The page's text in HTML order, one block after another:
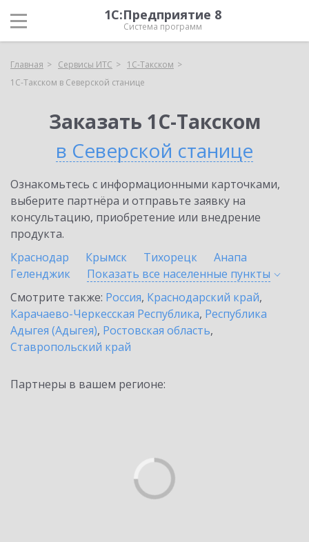
1С:Предприятие 8
Система программ
Главная Сервисы ИТС
1С-Такском
1С-Такском в Северской станице
Заказать 1С-Такском
в Северской станице
Ознакомьтесь с информационными карточками,
выберите партнёра и отправьте заявку на
консультацию, приобретение или внедрение
продукта.
Краснодар
Крымск Тихорецк
Анапа
Геленджик
Показать все населенные пункты
Смотрите также: Россия, Краснодарский край,
Карачаево-Черкесская Республика, Республика
Адыгея (Адыгея), Ростовская область,
Ставропольский край
Партнеры в вашем регионе: